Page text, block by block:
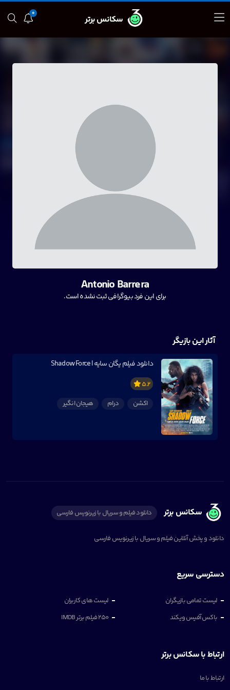
0
سکانس برتر
Antonio Barrera
برای این فرد بیوگرافی ثبت نشده است.
آثار این بازیگر
دانلود فیلم یگان سایه | Shadow Force
5.2
اکشن
درام هیجان انگیر
سکانس برتر دانلود فیلم و سریال با زیرنویس فارسی
دانلود و پخش آنلاین فیلم و سریال با زیرنویس فارسی
دسترسی سریع
لیست تمامی بازیگران
لیست های کاربران
باکس آفیس ویکند
250 فیلم برتر IMDB
ارتباط با سکانس برتر
ارتباط با ما